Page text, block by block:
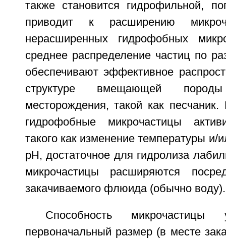
также становится гидрофильной,
приводит к расширению
нерасширенных гидрофобных
среднее распределение частиц по
обеспечивают эффективное
структуре вмещающей породы
месторождения, такой как
гидрофобные микрочастицы
такого как изменение температуры и/
рН, достаточное для гидролиза
микрочастицы расширяются
закачиваемого флюида (обычно воду).
Способность микрочастицы
первоначальный размер (в месте